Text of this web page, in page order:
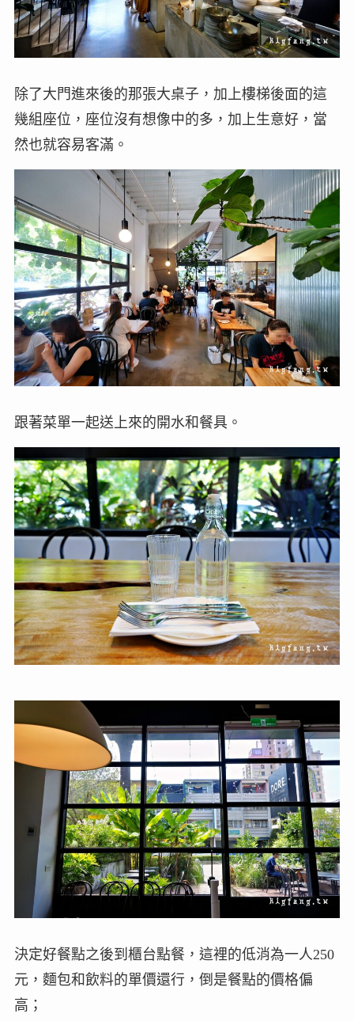
除了大門進來後的那張大桌子，加上樓梯後面的這
幾組座位，座位沒有想像中的多，加上生意好，當
然也就容易客滿。
跟著菜單一起送上來的開水和餐具。
決定好餐點之後到櫃台點餐，這裡的低消為一人250
元，麵包和飲料的單價還行，倒是餐點的價格偏
高；